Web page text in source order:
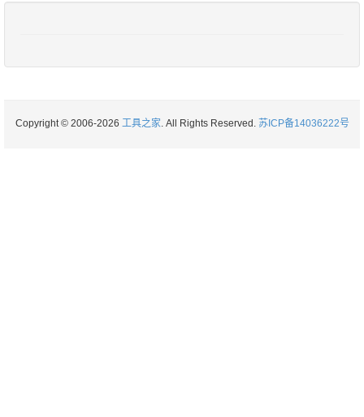
Copyright © 2006-2026 工具之家. All Rights Reserved. 苏ICP备14036222号